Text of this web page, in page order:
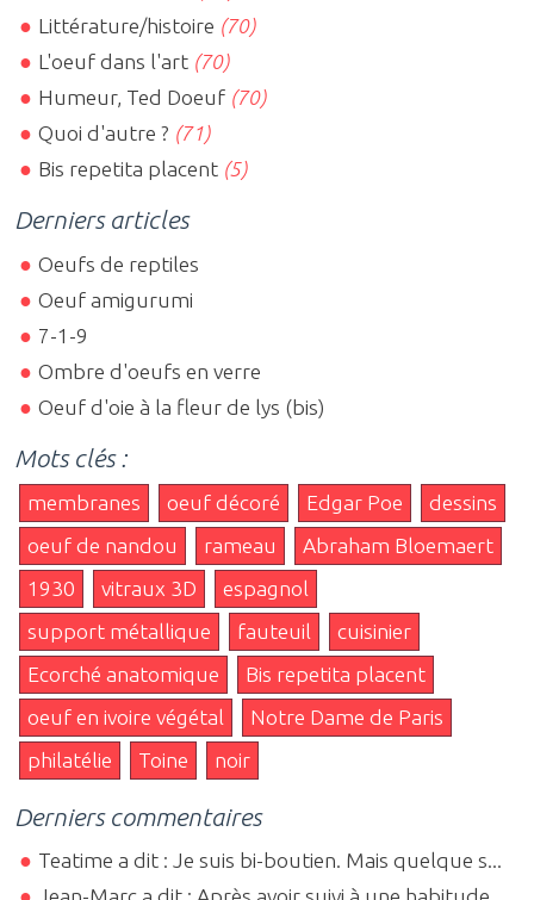
Littérature/histoire (70)
L'oeuf dans l'art (70)
Humeur, Ted Doeuf (70)
Quoi d'autre ? (71)
Bis repetita placent (5)
Derniers articles
Oeufs de reptiles
Oeuf amigurumi
7-1-9
Ombre d'oeufs en verre
Oeuf d'oie à la fleur de lys (bis)
Mots clés :
membranes oeuf décoré Edgar Poe
dessins
oeuf de nandou
rameau
Abraham Bloemaert
1930
vitraux 3D
espagnol
support métallique
fauteuil
cuisinier
Ecorché anatomique
Bis repetita placent
oeuf en ivoire végétal
Notre Dame de Paris
philatélie
Toine noir
Derniers commentaires
Teatime a dit : Je suis bi-boutien. Mais quelque s...